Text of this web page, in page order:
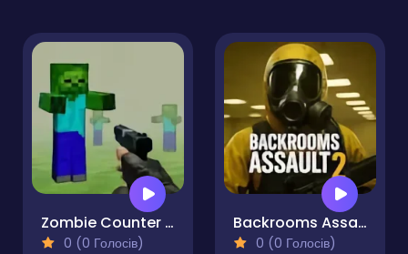
Zombie Counter Craft
0 (0 Голосів)
Backrooms Assault 2
0 (0 Голосів)